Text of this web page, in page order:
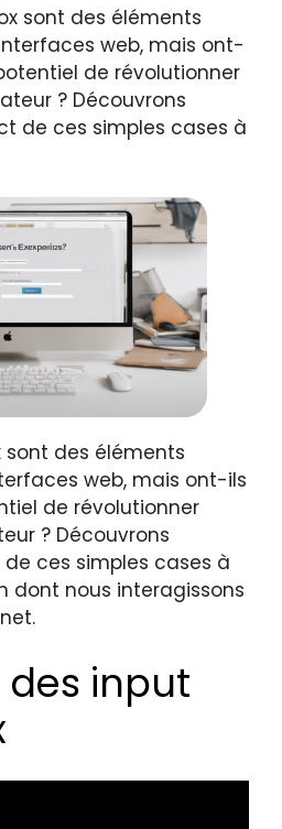
sont des éléments
web, mais ont-
de révolutionner
? Découvrons
de ces simples cases à
sont des éléments
web, mais ont-ils
de révolutionner
? Découvrons
ces simples cases à
dont nous interagissons
des input